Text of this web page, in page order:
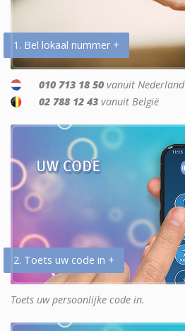
1. Bel lokaal nummer +
010 713 18 50 vanuit Nederland
02 788 12 43 vanuit België
2. Toets uw code in +
Toets uw persoonlijke code in.